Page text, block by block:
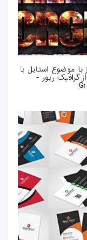
با موضوع استایل با
گرافیک ریور -